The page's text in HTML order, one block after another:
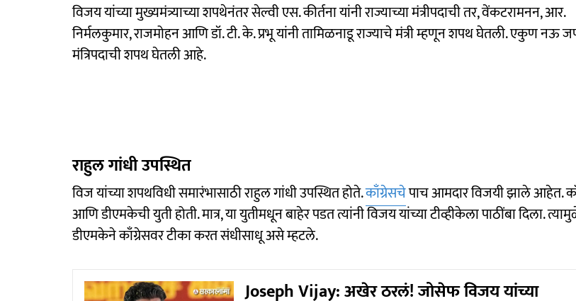
विजय यांच्या मुख्यमंत्र्याच्या शपथेनंतर सेल्वी एस. कीर्तना यांनी राज्याच्या मंत्रीपदाची तर, वेंकटरामनन, आर.
निर्मलकुमार, राजमोहन आणि डॉ. टी. के. प्रभू यांनी तामिळनाडू राज्याचे मंत्री म्हणून शपथ घेतली. एकुण नऊ
मंत्रिपदाची शपथ घेतली आहे.
राहुल गांधी उपस्थित
विज यांच्या शपथविधी समारंभासाठी राहुल गांधी उपस्थित होते.काँग्रेसचेपाच आमदार विजयी झाले आहेत.
आणि डीएमकेची युती होती. मात्र, या युतीमधून बाहेर पडत त्यांनी विजय यांच्या टीव्हीकेला पाठींबा दिला.
डीएमकेने काँग्रेसवर टीका करत संधीसाधू असे म्हटले.
Joseph Vijay: अखेर ठरलं! जोसेफ विजय यांच्या